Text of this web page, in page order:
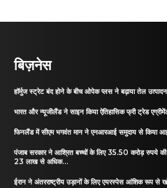
बिज़नेस
हॉर्मुज स्ट्रेट बंद होने के बीच ओपेक प्लस ने बढ़ाया तेल
भारत और न्यूजीलैंड ने साइन किया ऐतिहासिक फ्री ट्रेड
फिनलैंड में सीएम भगवंत मान ने एनआरआई समुदाय से किया
पंजाब सरकार ने आश्रित बच्चों के लिए 35.50 करोड़ रुपये की
23 लाख से अधिक...
ईरान ने अंतरराष्ट्रीय उड़ानों के लिए एयरस्पेस आंशिक रूप से